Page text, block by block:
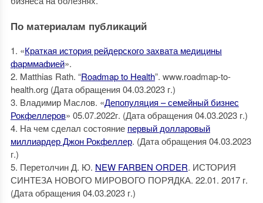
По материалам публикаций
1. «Краткая история рейдерского захвата медицины
фарммафией».
2. Matthias Rath. “Roadmap to Health”. www.roadmap-to-
health.org (Дата обращения 04.03.2023 г.)
3. Владимир Маслов. «Депопуляция – семейный бизнес
Рокфеллеров» 05.07.2022г. (Дата обращения 04.03.2023 г.)
4. На чем сделал состояние первый долларовый
миллиардер Джон Рокфеллер. (Дата обращения 04.03.2023
г.)
5. Перетолчин Д. Ю. NEW FARBEN ORDER. ИСТОРИЯ
СИНТЕЗА НОВОГО МИРОВОГО ПОРЯДКА. 22.01. 2017 г.
(Дата обращения 04.03.2023 г.)